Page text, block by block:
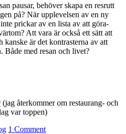
pausar, behöver skapa en resrutt
på? När upplevelsen av en ny
prickar av en lista av att göra-
Att vara är också ett sätt att
kanske är det kontrasterna av att
Både med resan och livet?
(jag återkommer om restaurang- och
var toppen)
1 Comment